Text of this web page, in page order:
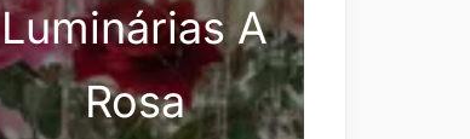
Luminárias A
Rosa